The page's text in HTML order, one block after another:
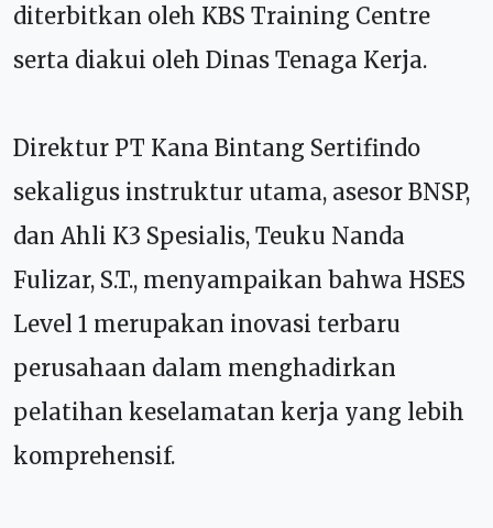
diterbitkan oleh KBS Training Centre
serta diakui oleh Dinas Tenaga Kerja.
Direktur PT Kana Bintang Sertifindo
sekaligus instruktur utama, asesor BNSP,
dan Ahli K3 Spesialis, Teuku Nanda
Fulizar, S.T., menyampaikan bahwa HSES
Level 1 merupakan inovasi terbaru
perusahaan dalam menghadirkan
pelatihan keselamatan kerja yang lebih
komprehensif.